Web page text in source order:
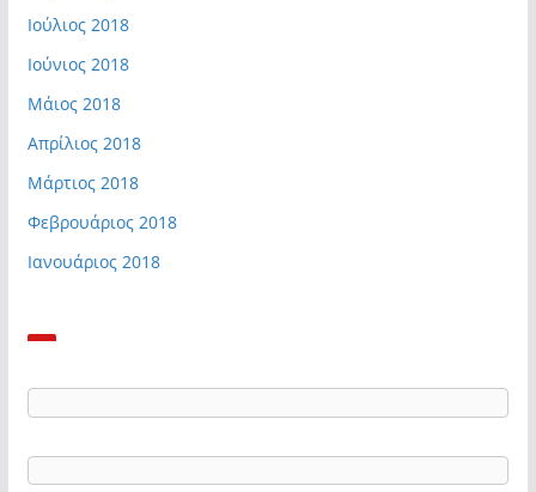
Ιούλιος 2018
Ιούνιος 2018
Μάιος 2018
Απρίλιος 2018
Μάρτιος 2018
Φεβρουάριος 2018
Ιανουάριος 2018